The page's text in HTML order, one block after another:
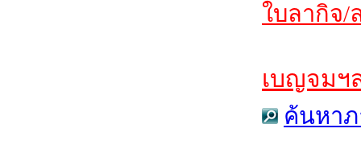
ใบลากิจ/
เบญจมฯ
ค้นหาภ